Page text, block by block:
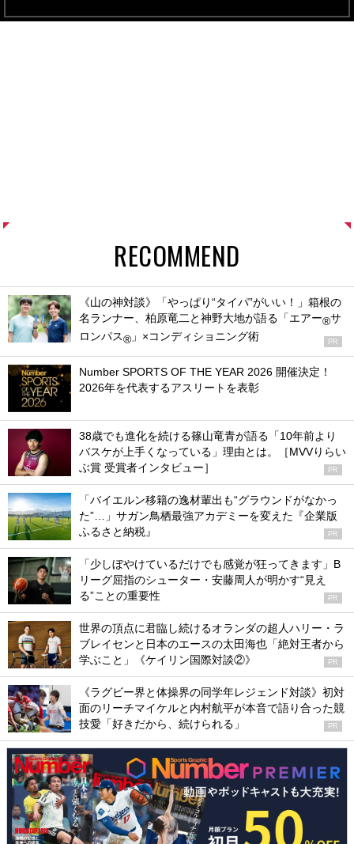
RECOMMEND
《山の神対談》「やっぱり“タイパ”がいい！」箱根の
名ランナー、柏原竜二と神野大地が語る「エアー®サ
ロンパス® 」×コンディショニング術 PR
Number SPORTS OF THE YEAR 2026 開催決定！
2026年を代表するアスリートを表彰
38歳でも進化を続ける篠山竜青が語る「10年前より
バスケが上手くなっている」理由とは。［MVVりらい
ぶ賞 受賞者インタビュー］
PR
「バイエルン移籍の逸材輩出も“グラウンドがなかっ
た”…」サガン鳥栖最強アカデミーを変えた『企業版
ふるさと納税』
PR
「少しぼやけているだけでも感覚が狂ってきます」B
リーグ屈指のシューター・安藤周人が明かす“見え
る”ことの重要性
PR
世界の頂点に君臨し続けるオランダの超人ハリー・ラ
ブレイセンと日本のエースの太田海也「絶対王者から
学ぶこと」《ケイリン国際対談②》
PR
《ラグビー界と体操界の同学年レジェンド対談》初対
面のリーチマイケルと内村航平が本音で語り合った競
技愛「好きだから、続けられる」
PR